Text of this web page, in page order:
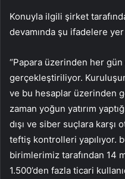
Konuyla ilgili şirket
devamında şu ifadelere
“Papara üzerinden her
gerçekleştiriliyor.
ve bu hesaplar üzerinden
zaman yoğun yatırım
dışı ve siber suçlara
teftiş kontrolleri yapılıyor.
birimlerimiz tarafından 14
1.500’den fazla ticari